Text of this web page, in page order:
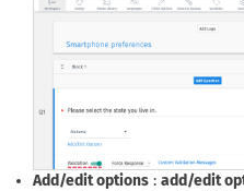
Add/edit options : add/edit